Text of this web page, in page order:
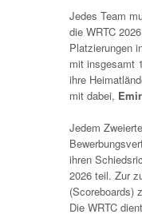
Jedes Team
die WRTC
Platzierungen
mit insgesamt
ihre
mit dabei,
Jedem
ihren
2026 teil. Zur
(Scoreboards)
Die WRTC